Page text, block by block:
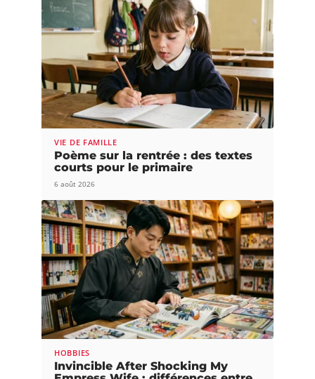
VIE DE FAMILLE
Poème sur la rentrée : des textes
courts pour le primaire
6 août 2026
HOBBIES
Invincible After Shocking My